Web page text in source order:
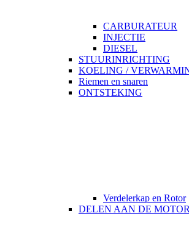
CARBURATEUR
INJECTIE
DIESEL
STUURINRICHTING
KOELING /
Riemen en snaren
ONTSTEKING
Verdelerkap en Rotor
DELEN AAN DE